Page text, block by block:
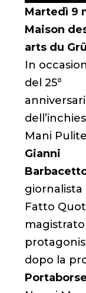
Martedì 9
Maison
arts du
In
del 25°
Mani
Gianni
giornalista
Fatto
dopo la